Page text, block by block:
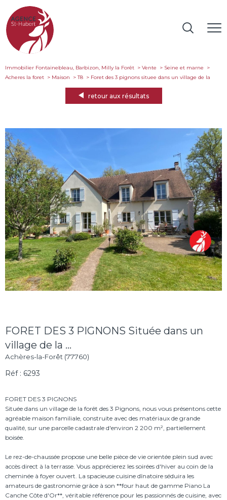
Immobilier Fontainebleau, Barbizon, Milly la Forêt Vente
Seine et marne
Acheres la foret
Maison T8 foret des 3 pignons situee dans un village de la
retour aux résultats
FORET DES 3 PIGNONS Située dans un
village de la ...
Achères-la-Forêt (77760)
Réf : 6293
FORET DES 3 PIGNONS
Située dans un village de la forêt des 3 Pignons, nous vous présentons cette
agréable maison familiale, construite avec des matériaux de grande
qualité, sur une parcelle cadastrale d'environ 2 200 m², partiellement
boisée.
Le rez-de-chaussée propose une belle pièce de vie orientée plein sud avec
accès direct à la terrasse. Vous apprécierez les soirées d'hiver au coin de la
cheminée à foyer ouvert. La spacieuse cuisine dînatoire séduira les
amateurs de gastronomie grâce à son **four haut de gamme Piano La
Canche Côte d'Or**, véritable référence pour les passionnés de cuisine, avec